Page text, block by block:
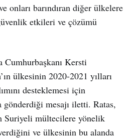
onları barındıran diğer ülkelere
etkileri ve çözümü
Cumhurbaşkanı Kersti
ülkesinin 2020-2021 yılları
desteklemesi için
gönderdiği mesajı iletti. Ratas,
Suriyeli mültecilere yönelik
ve ülkesinin bu alanda